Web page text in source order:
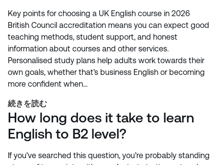
Key points for choosing a UK English course in 2026
British Council accreditation means you can expect good
teaching methods, student support, and honest
information about courses and other services.
Personalised study plans help adults work towards their
own goals, whether that’s business English or becoming
more confident when…
続きを読む
How long does it take to learn
English to B2 level?
If you’ve searched this question, you’re probably standing